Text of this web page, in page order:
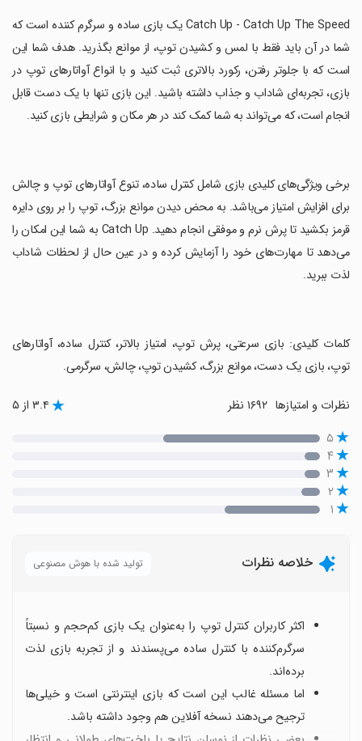
Catch Up - Catch Up The Speed یک بازی ساده و سرگرم کننده است که
شما در آن باید فقط با لمس و کشیدن توپ، از موانع بگذرید. هدف شما این
است که با جلوتر رفتن، رکورد بالاتری ثبت کنید و با انواع آواتارهای توپ در
بازی، تجربه‌ای شاداب و جذاب داشته باشید. این بازی تنها با یک دست قابل
انجام است، که می‌تواند به شما کمک کند در هر مکان و شرایطی بازی کنید.
‏برخی ویژگی‌های کلیدی بازی شامل کنترل ساده، تنوع آواتارهای توپ و چالش
برای افزایش امتیاز می‌باشد. به محض دیدن موانع بزرگ، توپ را بر روی دایره
قرمز بکشید تا پرش نرم و موفقی انجام دهید. Catch Up به شما این امکان را
می‌دهد تا مهارت‌های خود را آزمایش کرده و در عین حال از لحظات شاداب
لذت ببرید.
‏کلمات کلیدی: بازی سرعتی، پرش توپ، امتیاز بالاتر، کنترل ساده، آواتارهای
توپ، بازی یک دست، موانع بزرگ، کشیدن توپ، چالش، سرگرمی.
نظرات و امتیازها ۳.۴ از ۵
۵
۴
۳
۲
۱
خلاصه نظرات تولید شده با هوش مصنوعی
اکثر کاربران کنترل توپ را به‌عنوان یک بازی کم‌حجم و نسبتاً
سرگرم‌کننده با کنترل ساده می‌پسندند و از تجربه بازی لذت
برده‌اند.
اما مسئله غالب این است که بازی اینترنتی است و خیلی‌ها
ترجیح می‌دهند نسخه آفلاین هم وجود داشته باشد.